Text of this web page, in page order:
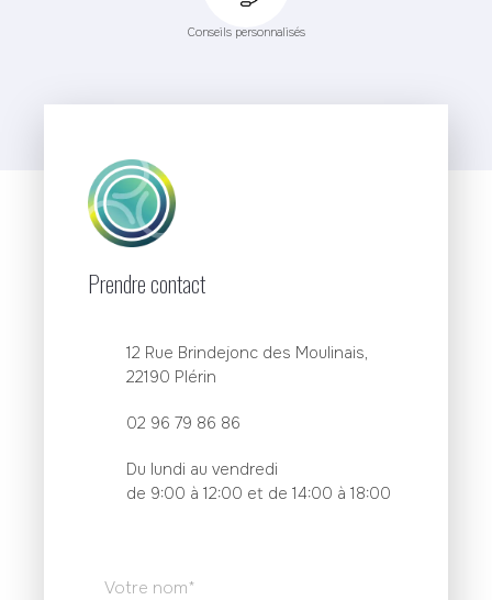
Conseils personnalisés
Prendre contact
12 Rue Brindejonc des Moulinais,
22190 Plérin
02 96 79 86 86
Du lundi au vendredi
de 9:00 à 12:00 et de 14:00 à 18:00